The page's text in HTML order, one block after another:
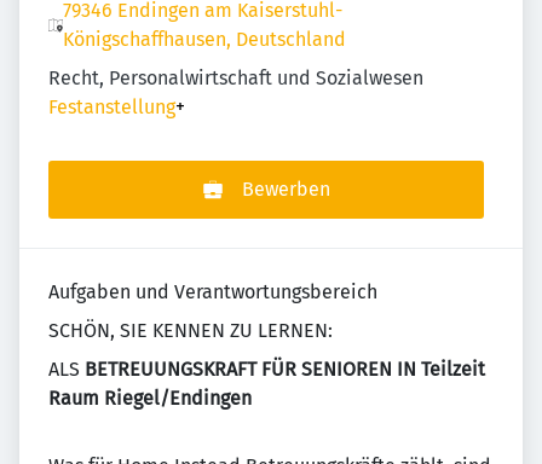
79346 Endingen am Kaiserstuhl-
Königschaffhausen, Deutschland
Recht, Personalwirtschaft und Sozialwesen
Festanstellung+
Bewerben
Aufgaben und Verantwortungsbereich
SCHÖN, SIE KENNEN ZU LERNEN:
ALS BETREUUNGSKRAFT FÜR SENIOREN IN Teilzeit
Raum Riegel/Endingen